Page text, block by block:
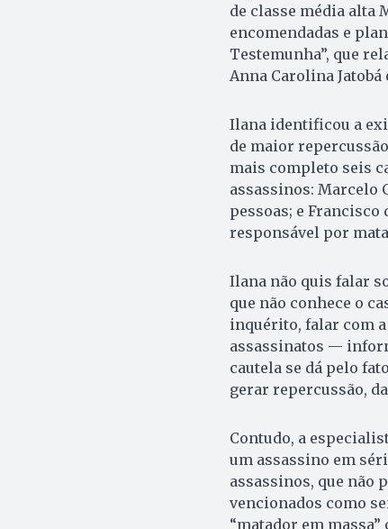
de classe média alta
encomendadas e
Testemunha”, que
Anna Carolina
Ilana identificou a
de maior
mais completo seis
assassinos: Marcelo
pessoas; e Francisco
responsável por
Ilana não quis falar
que não conhece o
inquérito, falar com
assassinatos —
cautela se dá pelo
gerar repercussão,
Contudo, a
um assassino em
assassinos, que não
vencionados como
“matador em